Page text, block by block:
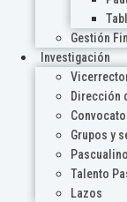
Gestión
Investigación
Dirección
Grupos y
Talento
Lazos